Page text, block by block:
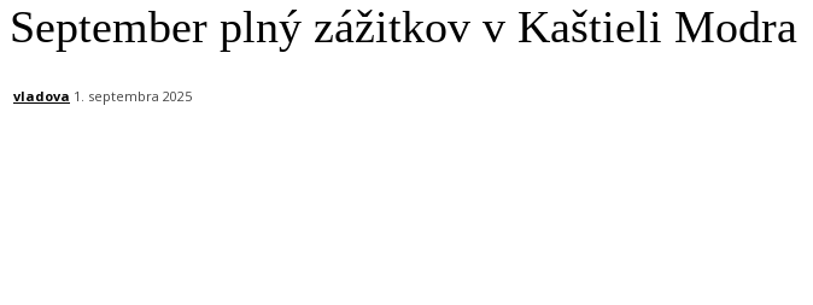
September plný zážitkov v Kaštieli Modra
vladova 1. septembra 2025